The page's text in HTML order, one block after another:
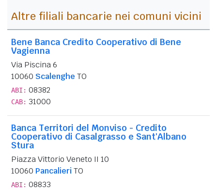
Altre filiali bancarie nei comuni vicini
Bene Banca Credito Cooperativo di Bene
Vagienna
Via Piscina 6
10060 Scalenghe TO
ABI: 08382
CAB: 31000
Banca Territori del Monviso - Credito
Cooperativo di Casalgrasso e Sant'Albano
Stura
Piazza Vittorio Veneto II 10
10060 Pancalieri TO
ABI: 08833